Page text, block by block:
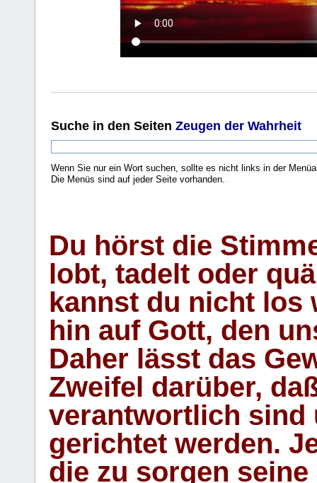
Suche in den Seiten Zeugen der Wahrheit
Wenn Sie nur ein Wort suchen, sollte es nicht links in der
Die Menüs sind auf jeder Seite vorhanden..
Du hörst die
lobt, tadelt oder
kannst du nicht los
hin auf Gott, den
Daher lässt das
Zweifel darüber,
verantwortlich sind
gerichtet werden.
die zu sorgen